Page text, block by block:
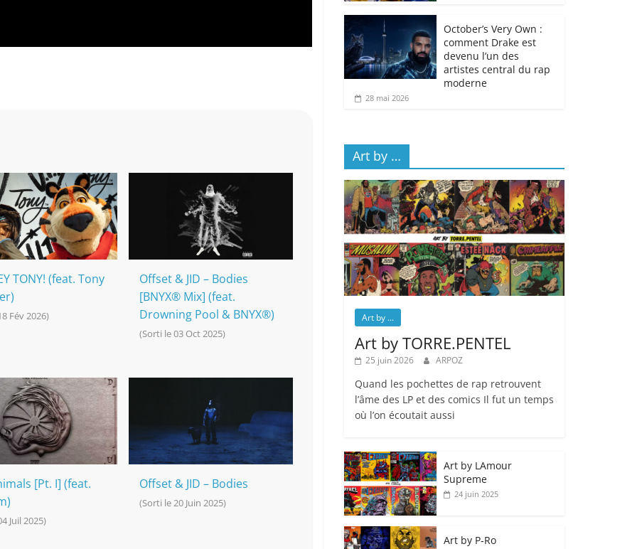
TONY! (feat. Tony
Fév 2026)
Offset & JID – Bodies
[BNYX® Mix] (feat.
Drowning Pool & BNYX®)
(Sorti le 03 Oct 2025)
[Pt. I] (feat.
Juil 2025)
Offset & JID – Bodies
(Sorti le 20 Juin 2025)
October’s Very Own :
comment Drake est
devenu l’un des
artistes central du rap
moderne
28 mai 2026
Art by …
Art by ...
Art by TORRE.PENTEL
25 juin 2026 ARPOZ
Quand les pochettes de rap retrouvent
l’âme des LP et des comics Il fut un temps
où l’on écoutait aussi
Art by LAmour
Supreme
24 juin 2025
Art by P‑Ro